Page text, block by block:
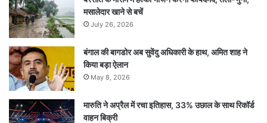
मसालेदार खाने से बचें
July 26, 2026
बंगाल की बागडोर अब सुवेंदु अधिकारी के हाथ, अमित शाह ने
किया बड़ा ऐलान
May 8, 2026
मारुति ने अप्रैल में रचा इतिहास, 33% उछाल के साथ रिकॉर्ड
वाहन बिक्री